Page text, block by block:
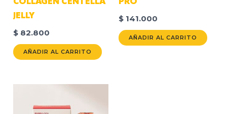
COLLAGEN CENTELLA
JELLY
$ 82.800
AÑADIR AL CARRITO
PRO
$ 141.000
AÑADIR AL CARRITO